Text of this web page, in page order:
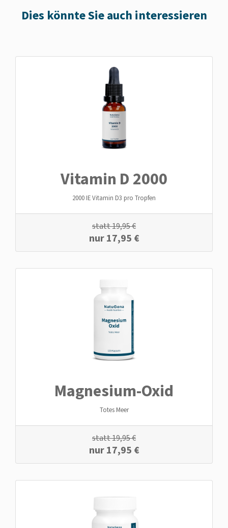
Dies könnte Sie auch interessieren
Vitamin D 2000
2000 IE Vitamin D3 pro Tropfen
statt19,95€
nur17,95 €
Magnesium-Oxid
Totes Meer
statt19,95€
nur17,95 €